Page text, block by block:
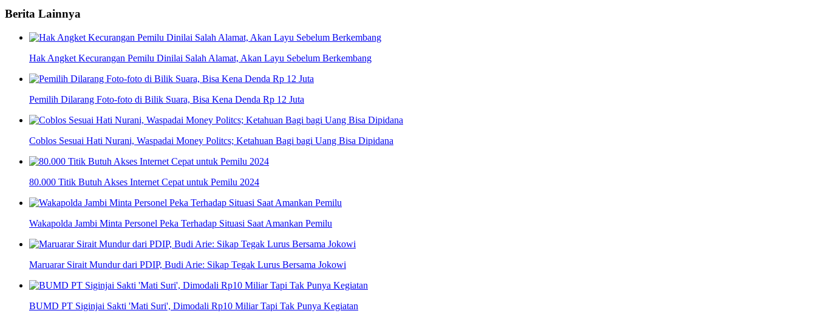
Berita Lainnya
Hak Angket Kecurangan Pemilu Dinilai Salah Alamat, Akan Layu Sebelum Berkembang
Pemilih Dilarang Foto-foto di Bilik Suara, Bisa Kena Denda Rp 12 Juta
Coblos Sesuai Hati Nurani, Waspadai Money Politcs; Ketahuan Bagi bagi Uang Bisa Dipidana
80.000 Titik Butuh Akses Internet Cepat untuk Pemilu 2024
Wakapolda Jambi Minta Personel Peka Terhadap Situasi Saat Amankan Pemilu
Maruarar Sirait Mundur dari PDIP, Budi Arie: Sikap Tegak Lurus Bersama Jokowi
BUMD PT Siginjai Sakti 'Mati Suri', Dimodali Rp10 Miliar Tapi Tak Punya Kegiatan